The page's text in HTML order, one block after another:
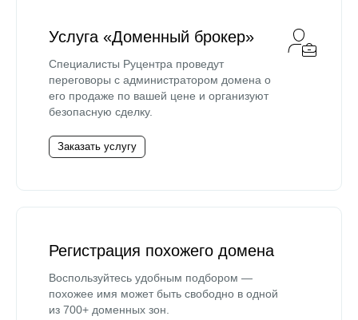
Услуга «Доменный брокер»
Специалисты Руцентра проведут
переговоры с администратором домена о
его продаже по вашей цене и организуют
безопасную сделку.
Заказать услугу
Регистрация похожего домена
Воспользуйтесь удобным подбором —
похожее имя может быть свободно в одной
из 700+ доменных зон.